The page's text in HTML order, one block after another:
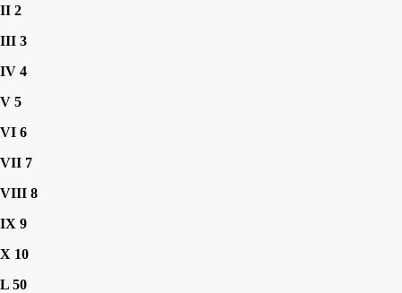
II 2
III 3
IV 4
V 5
VI 6
VII 7
VIII 8
IX 9
X 10
L 50